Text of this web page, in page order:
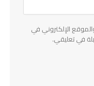
الإلكتروني في
في تعليقي.